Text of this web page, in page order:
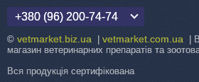
+380 (96) 200-74-74
© vetmarket.biz.ua vetmarket.com.ua |
магазин ветеринарних препаратів та
Вся продукція сертифікована